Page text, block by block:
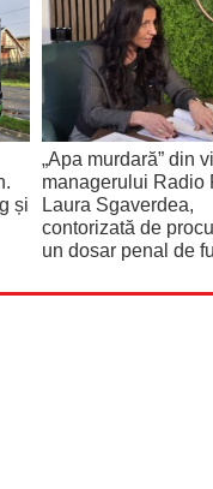
și
„Apa murdară” din
managerului Radio
Laura Sgaverdea,
contorizată de
un dosar penal de